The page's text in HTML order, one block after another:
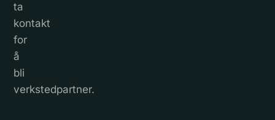
ta
kontakt
for
å
bli
verkstedpartner.